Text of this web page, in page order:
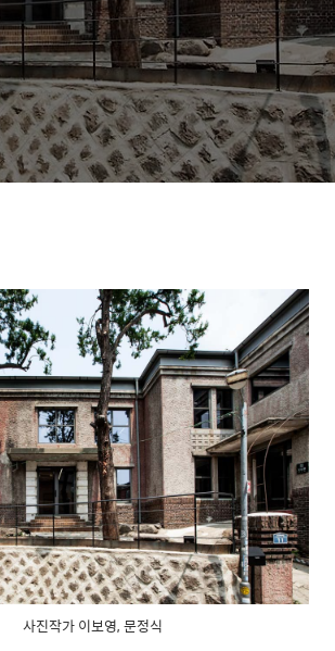
사진작가 이보영, 문정식